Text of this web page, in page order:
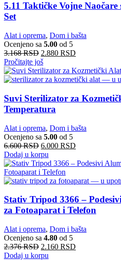
5.11 Taktičke Vojne
Set
Alat i oprema, Dom i bašta
Ocenjeno sa 5.00 od 5
3.168RSD 2.880 RSD
Pročitajte još
Suvi Sterilizator za
Temperatura
Alat i oprema, Dom i bašta
Ocenjeno sa 5.00 od 5
6.600RSD 6.000 RSD
Dodaj u korpu
Stativ Tripod 3366 –
za Fotoaparat i Telefon
Alat i oprema, Dom i bašta
Ocenjeno sa 4.80 od 5
2.376RSD 2.160 RSD
Dodaj u korpu